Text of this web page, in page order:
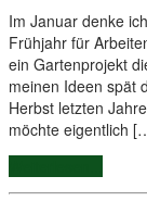
Im Januar denke
Frühjahr für
ein Gartenprojekt
meinen Ideen spät
Herbst letzten
möchte eigentlich